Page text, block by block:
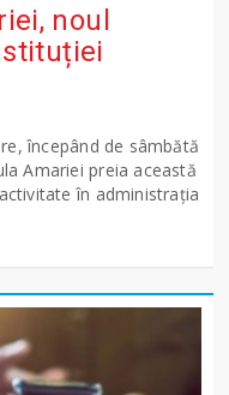
noul
începând de sâmbătă
Amariei preia această
în administrația